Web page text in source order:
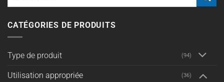
CATÉGORIES DE PRODUITS
Type de produit (94)
Utilisation appropriée (36)